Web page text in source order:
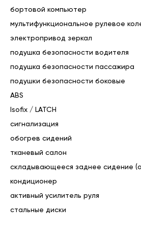
макс Telegram
Комплектация автомобиля может
обращении в салон или осмотре
Цена автомобиля указана при
расчет, банковским переводом по
Возможен торг.
Комплектация «Enjoy»:
• Антиблокировочная система
• Подушки безопасности водителя
• Боковые передние подушки
• Система крепления детских
• Сигнализация
бортовой компьютер
мультифункциональное рулевое
электропривод зеркал
подушка безопасности водителя
подушка безопасности пассажира
подушки безопасности боковые
ABS
Isofix / LATCH
сигнализация
обогрев сидений
тканевый салон
складывающееся заднее сидение
кондиционер
активный усилитель руля
стальные диски